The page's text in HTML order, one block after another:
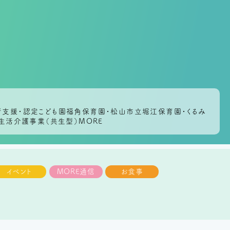
・認定こども園福角保育園・松山市立堀江保育園・くるみ
活介護事業（共生型）MORE
イベント MORE通信 お食事